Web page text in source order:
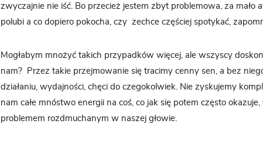
zwyczajnie nie iść. Bo przecież jestem zbyt problemowa, za mało
polubi a co dopiero pokocha, czy zechce częściej spotykać,
Mogłabym mnożyć takich przypadków więcej, ale wszyscy
nam? Przez takie przejmowanie się tracimy cenny sen, a bez
działaniu, wydajności, chęci do czegokolwiek. Nie zyskujemy
nam całe mnóstwo energii na coś, co jak się potem często okazuje,
problemem rozdmuchanym w naszej głowie.